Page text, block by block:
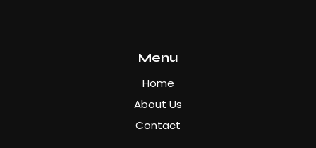
Menu
Home
About Us
Contact